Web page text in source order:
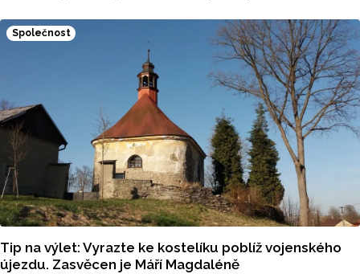
Moravou se teď otevírá návštěvníkům, nedávno jí navíc
neznámý dárce věnoval oltářní obrazy.
Společnost
Tip na výlet: Vyrazte ke kostelíku poblíž vojenského
újezdu. Zasvěcen je Máří Magdaléně